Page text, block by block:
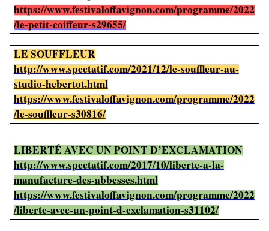
https://www.festivaloffavignon.com/programme/2022
/le-petit-coiffeur-s29655/
LE SOUFFLEUR
http://www.spectatif.com/2021/12/le-souffleur-au-
studio-hebertot.html
https://www.festivaloffavignon.com/programme/2022
/le-souffleur-s30816/
LIBERTÉ AVEC UN POINT D’EXCLAMATION
http://www.spectatif.com/2017/10/liberte-a-la-
manufacture-des-abbesses.html
https://www.festivaloffavignon.com/programme/2022
/liberte-avec-un-point-d-exclamation-s31102/